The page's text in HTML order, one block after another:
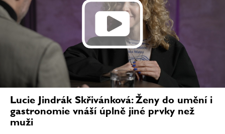
Lucie Jindrák Skřivánková: Ženy do umění i
gastronomie vnáší úplně jiné prvky než
muži